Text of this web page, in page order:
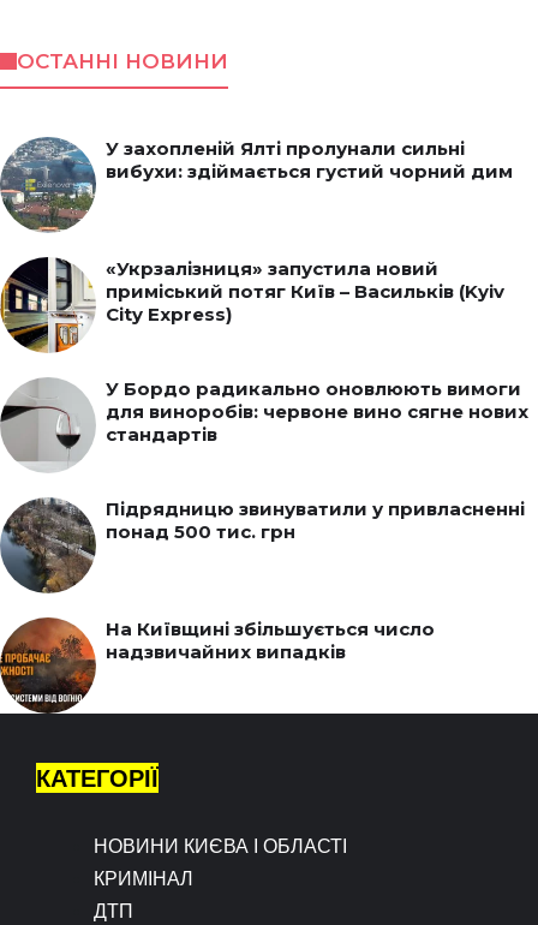
ОСТАННІ НОВИНИ
У захопленій Ялті пролунали сильні
вибухи: здіймається густий чорний дим
«Укрзалізниця» запустила новий
приміський потяг Київ – Васильків (Kyiv
City Express)
У Бордо радикально оновлюють вимоги
для виноробів: червоне вино сягне нових
стандартів
Підрядницю звинуватили у привласненні
понад 500 тис. грн
На Київщині збільшується число
надзвичайних випадків
КАТЕГОРІЇ
НОВИНИ КИЄВА І ОБЛАСТІ
КРИМІНАЛ
ДТП